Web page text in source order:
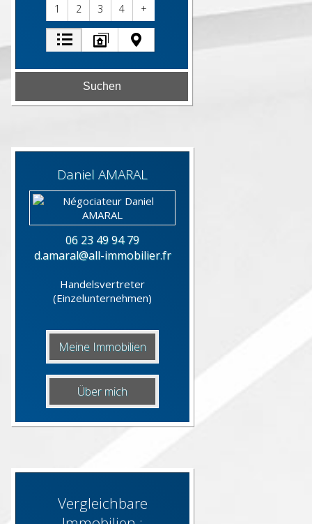
1 2 3 4 +
Daniel AMARAL
06 23 49 94 79
d.amaral@all-immobilier.fr
Handelsvertreter
(Einzelunternehmen)
Meine Immobilien
Über mich
Vergleichbare